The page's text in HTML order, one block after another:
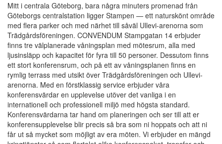
Mitt i centrala Göteborg, bara några minuters promenad från
Göteborgs centralstation ligger Stampen — ett naturskönt område
med flera parker och med närhet till såväl Ullevi-arenorna som
Trädgårdsföreningen. CONVENDUM Stampgatan 14 erbjuder
finns tre välplanerade våningsplan med mötesrum, alla med
ljusinsläpp och kapacitet för fyra till 50 personer. Dessutom finns
ett stort konferensrum, och på ett av våningsplanen finns en
rymlig terrass med utsikt över Trädgårdsföreningen och Ullevi-
arenorna. Med en förstklassig service erbjuder våra
konferensvärdar en upplevelse utöver det vanliga i en
internationell och professionell miljö med högsta standard.
Konferensvärdarna tar hand om planeringen och ser till att er
konferensupplevelse blir precis så bra som ni hoppats och att ni
får ut så mycket som möjligt av era möten. Vi erbjuder en mängd